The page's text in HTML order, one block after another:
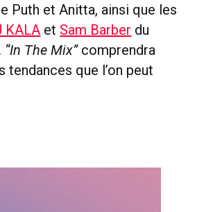
Puth et Anitta, ainsi que les
KALA et Sam Barber du
. “In The Mix”comprendra
que l’on peut